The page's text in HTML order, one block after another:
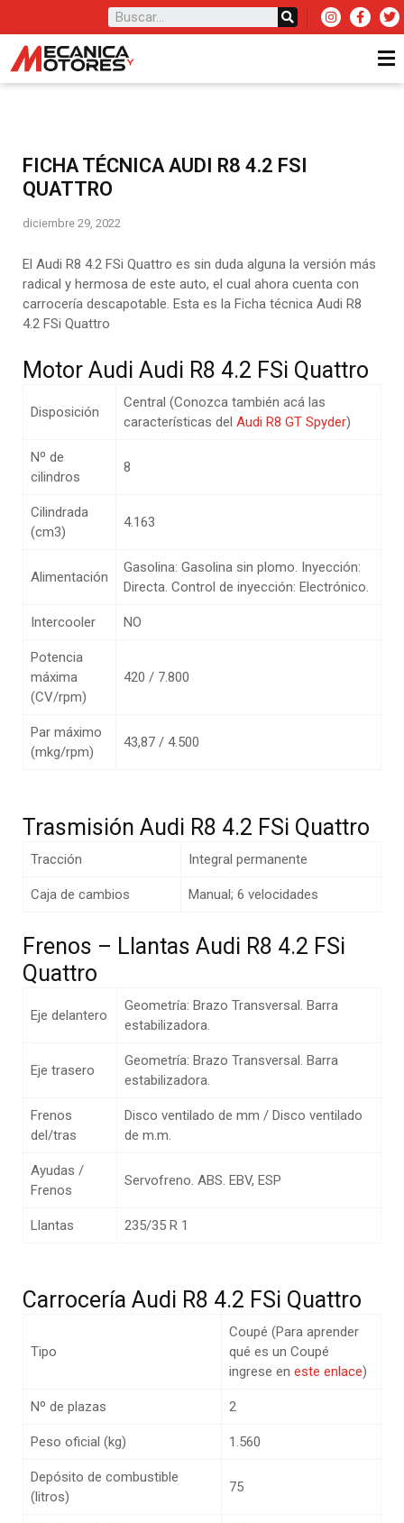
FICHA TÉCNICA AUDI R8 4.2 FSI
QUATTRO
diciembre 29, 2022
El Audi R8 4.2 FSi Quattro es sin duda alguna la versión más
radical y hermosa de este auto, el cual ahora cuenta con
carrocería descapotable. Esta es la Ficha técnica Audi R8
4.2 FSi Quattro
Motor Audi Audi R8 4.2 FSi Quattro
Disposición
Central (Conozca también acá las
características del Audi R8 GT Spyder)
Nº de
cilindros
8
Cilindrada
(cm3)
4.163
Alimentación
Gasolina: Gasolina sin plomo. Inyección:
Directa. Control de inyección: Electrónico.
Intercooler NO
Potencia
máxima
(CV/rpm)
420 / 7.800
Par máximo
(mkg/rpm)
43,87 / 4.500
Trasmisión Audi R8 4.2 FSi Quattro
Tracción Integral permanente
Caja de cambios Manual; 6 velocidades
Frenos – Llantas Audi R8 4.2 FSi
Quattro
Eje delantero
Geometría: Brazo Transversal. Barra
estabilizadora.
Eje trasero
Geometría: Brazo Transversal. Barra
estabilizadora.
Frenos
del/tras
Disco ventilado de mm / Disco ventilado
de m.m.
Ayudas /
Frenos
Servofreno. ABS. EBV, ESP
Llantas 235/35 R 1
Carrocería Audi R8 4.2 FSi Quattro
Tipo
Coupé (Para aprender
qué es un Coupé
ingrese en este enlace)
Nº de plazas 2
Peso oficial (kg) 1.560
Depósito de combustible
(litros)
75